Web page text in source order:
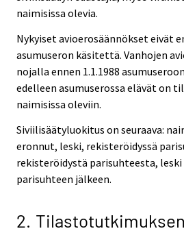
naimisissa olevia.
Nykyiset avioerosäännökset eivät
asumuseron käsitettä. Vanhojen
nojalla ennen 1.1.1988
edelleen asumuserossa elävät on
naimisissa oleviin.
Siviilisäätyluokitus on seuraava:
eronnut, leski, rekisteröidyssä
rekisteröidystä parisuhteesta,
parisuhteen jälkeen.
2. Tilastotutkimuksen